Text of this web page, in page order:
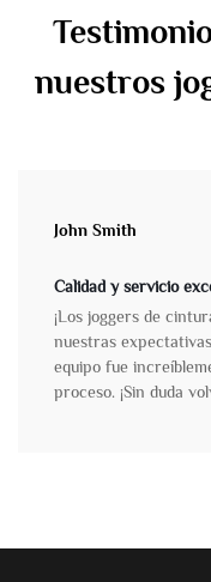
nuestros
John Smith
Calidad y servicio
¡Los joggers de
nuestras
equipo fue
proceso. ¡Sin duda